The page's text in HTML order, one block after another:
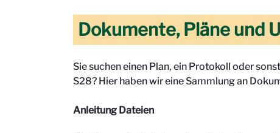
Dokumente, Pläne und
Sie suchen einen Plan, ein Protokoll oder
S28? Hier haben wir eine Sammlung an
Anleitung Dateien